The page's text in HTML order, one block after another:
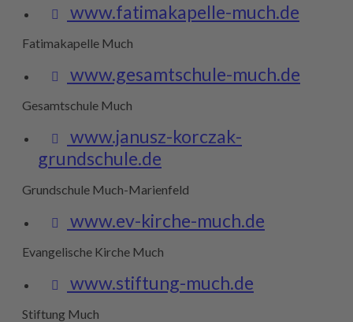
www.fatimakapelle-much.de
Fatimakapelle Much
www.gesamtschule-much.de
Gesamtschule Much
www.janusz-korczak-
grundschule.de
Grundschule Much-Marienfeld
www.ev-kirche-much.de
Evangelische Kirche Much
www.stiftung-much.de
Stiftung Much